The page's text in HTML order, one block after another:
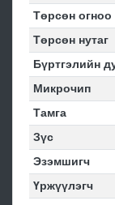
Төрсөн огноо
Төрсөн нутаг
Бүртгэлийн
Микрочип
Тамга
Зүс
Эзэмшигч
Үржүүлэгч